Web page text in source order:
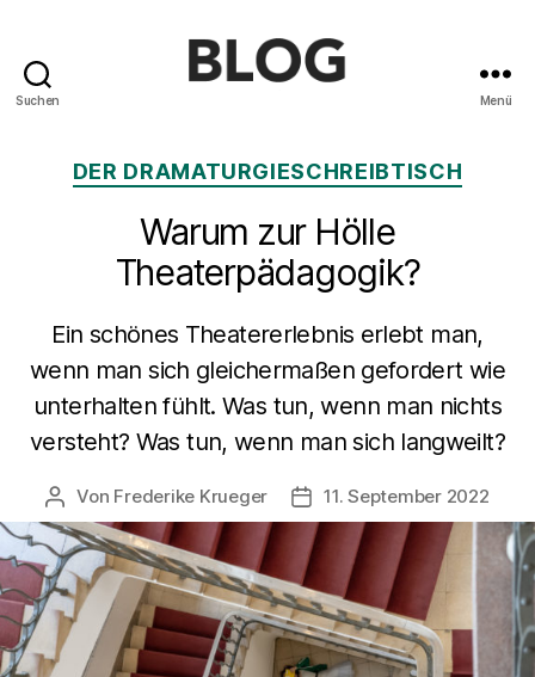
Suchen
Saarländischen
Menü
Kategorien
DER DRAMATURGIESCHREIBTISCH
Warum zur Hölle
Theaterpädagogik?
Ein schönes Theatererlebnis erlebt man,
wenn man sich gleichermaßen gefordert wie
unterhalten fühlt. Was tun, wenn man nichts
versteht? Was tun, wenn man sich langweilt?
Beitragsautor
Von Frederike Krueger Beitragsdatum
11. September 2022